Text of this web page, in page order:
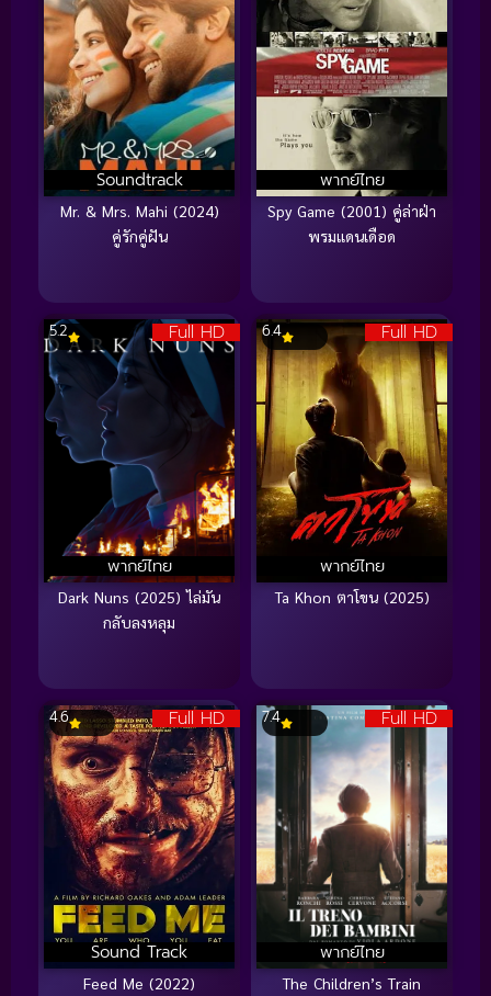
Soundtrack
Mr. & Mrs. Mahi (2024)
คู่รักคู่ฝัน
พากย์ไทย
Spy Game (2001) คู่ล่าฝ่า
พรมแดนเดือด
Full HD
พากย์ไทย
5.2
Dark Nuns (2025) ไล่มัน
กลับลงหลุม
Full HD
พากย์ไทย
6.4
Ta Khon ตาโขน (2025)
Full HD
Sound Track
4.6
Feed Me (2022)
Full HD
พากย์ไทย
7.4
The Children’s Train